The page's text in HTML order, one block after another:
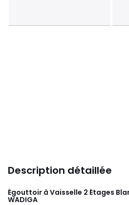
Description détaillée
Égouttoir à Vaisselle 2 Étages
WADIGA